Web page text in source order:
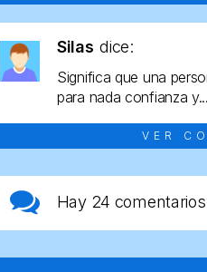
Silas dice:
Significa que una
para nada confianza y...
VER
Hay 24 comentarios